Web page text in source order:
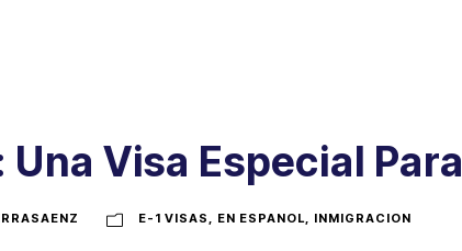
Una Visa Especial
E-1 VISAS EN ESPANOL INMIGRACION